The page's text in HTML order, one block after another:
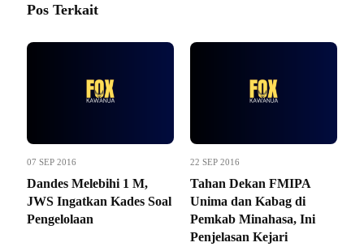
Pos Terkait
07 SEP 2016
Dandes Melebihi 1 M,
JWS Ingatkan Kades Soal
Pengelolaan
22 SEP 2016
Tahan Dekan FMIPA
Unima dan Kabag di
Pemkab Minahasa, Ini
Penjelasan Kejari